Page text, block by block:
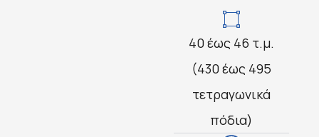
40 έως 46 τ.μ.
(430 έως 495
τετραγωνικά
πόδια)